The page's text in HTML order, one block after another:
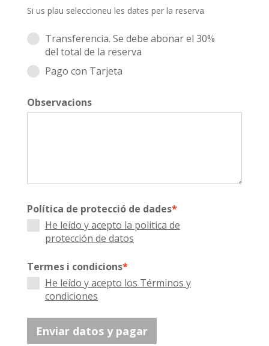
Si us plau seleccioneu les dates per la reserva
Transferencia. Se debe abonar el 30%
del total de la reserva
Pago con Tarjeta
Observacions
Política de protecció de dades*
He leído y acepto la politica de
protección de datos
Termes i condicions*
He leído y acepto los Términos y
condiciones
Enviar datos y pagar